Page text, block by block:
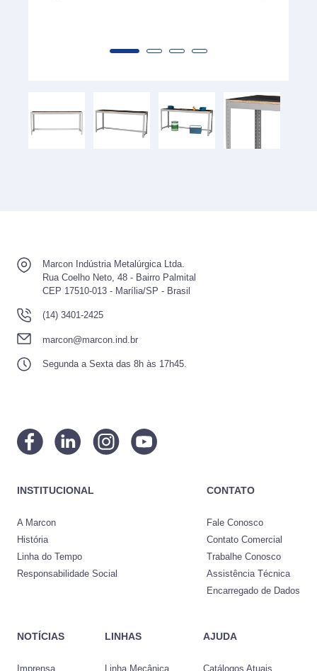
Marcon Indústria Metalúrgica Ltda.
Rua Coelho Neto, 48 - Bairro Palmital
CEP 17510-013 - Marília/SP - Brasil
(14) 3401-2425
marcon@marcon.ind.br
Segunda a Sexta das 8h às 17h45.
INSTITUCIONAL
A Marcon
História
Linha do Tempo
Responsabilidade Social
CONTATO
Fale Conosco
Contato Comercial
Trabalhe Conosco
Assistência Técnica
Encarregado de Dados
NOTÍCIAS
Imprensa
LINHAS
Linha Mecânica
AJUDA
Catálogos Atuais